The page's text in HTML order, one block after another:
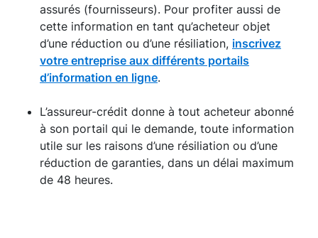
assurés (fournisseurs). Pour profiter aussi de
cette information en tant qu’acheteur objet
d’une réduction ou d’une résiliation, inscrivez
votre entreprise aux différents portails
d’information en ligne.
L’assureur-crédit donne à tout acheteur abonné
à son portail qui le demande, toute information
utile sur les raisons d’une résiliation ou d’une
réduction de garanties, dans un délai maximum
de 48 heures.